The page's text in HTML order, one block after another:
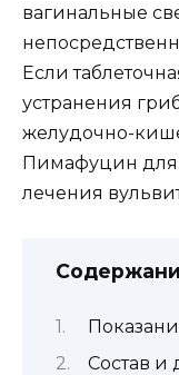
вагинальные
Если
устранения
желудочно-
Пимафуцин для
лечения
Состав и